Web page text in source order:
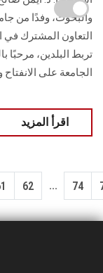
والبحوث، وفدًا من
التعاون المشترك في
تربط البلدين،
الجامعة على الانفتاح
اقرأ المزيد
62 ... 74